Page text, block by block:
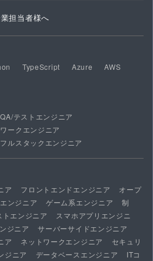
担当者様へ
TypeScript Azure
AWS
QA/テストエンジニア
ークエンジニア
フルスタックエンジニア
ア フロントエンドエンジニア
オープ
ンジニア ゲーム系エンジニア
制
トエンジニア
スマホアプリエンジニ
ジニア
サーバーサイドエンジニア
ア ネットワークエンジニア
セキュリ
ジニア データベースエンジニア
ITコ